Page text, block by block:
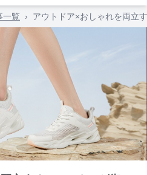
一覧 › アウトドア×おしゃれを両立